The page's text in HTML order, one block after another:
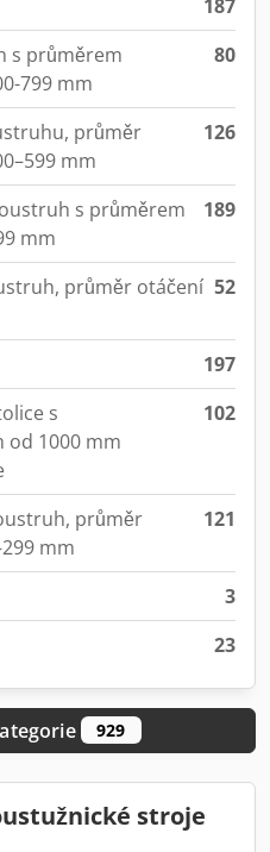
187
s průměrem
799 mm
80
průměr
mm
126
s průměrem
mm
189
průměr otáčení 52
197
s
od 1000 mm
102
průměr
mm
121
3
23
929
stroje